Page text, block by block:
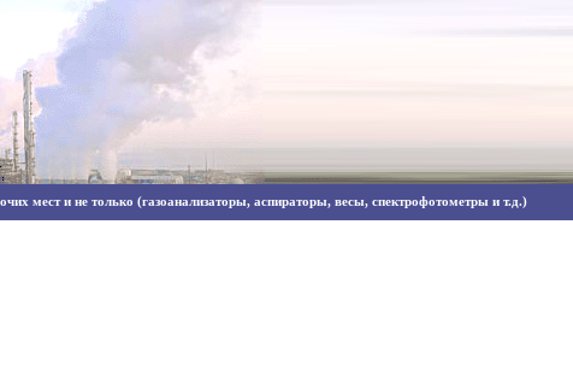
мест и не только (газоанализаторы, аспираторы, весы, спектрофотометры и т.д.)